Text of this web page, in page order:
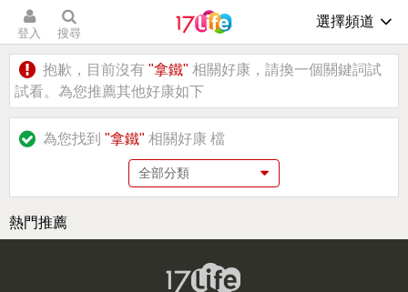
登入 搜尋
選擇頻道
抱歉，目前沒有 "拿鐵"相關好康，請換一個關鍵詞試
試看。為您推薦其他好康如下
為您找到 "拿鐵"相關好康檔
熱門推薦